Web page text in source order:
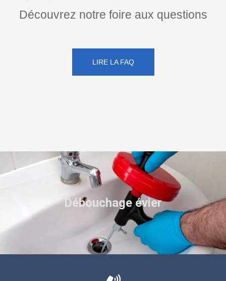
Découvrez notre foire aux questions
LIRE LA FAQ
Débouchage évier